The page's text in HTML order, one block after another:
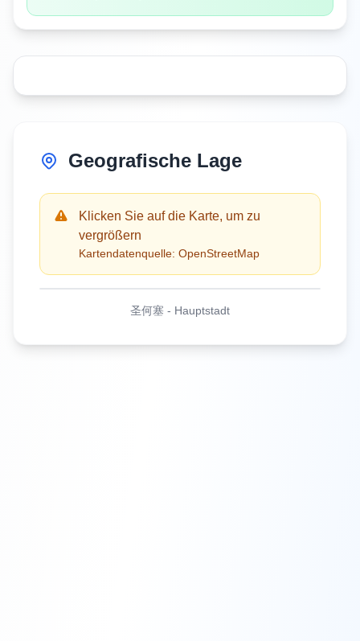
Geografische Lage
Klicken Sie auf die Karte, um zu
vergrößern
Kartendatenquelle: OpenStreetMap
圣何塞 - Hauptstadt